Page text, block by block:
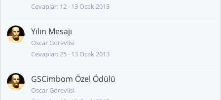
Cevaplar 12 13 Ocak 2013
Yılın Mesajı
Oscar Görevlisi
Cevaplar 25 13 Ocak 2013
GSCimbom Özel Ödülü
Oscar Görevlisi